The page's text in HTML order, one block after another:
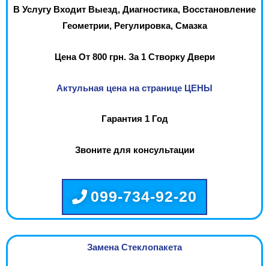
В Услугу Входит Выезд, Диагностика, Восстановление
Геометрии, Регулировка, Смазка
Цена От 800 грн. За 1 Створку Двери
Актульная цена на странице ЦЕНЫ
Гарантия 1 Год
Звоните для консультации
099-734-92-20
Замена Стеклопакета